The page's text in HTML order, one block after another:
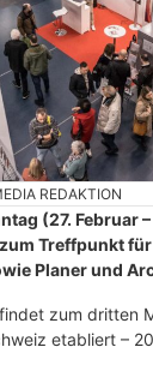
REDAKTION
(27. Februar
Treffpunkt
Planer und
zum dritten
etabliert –